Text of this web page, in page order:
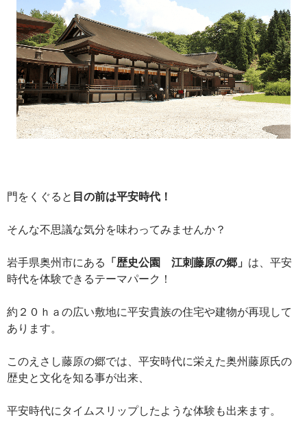
門をくぐると 目の前は平安時代！
そんな不思議な気分を味わってみませんか？
岩手県奥州市にある 「歴史公園 江刺藤原の郷」 は、平安
時代を体験できるテーマパーク！
約２０ｈａの広い敷地に平安貴族の住宅や建物が再現して
あります。
このえさし藤原の郷では、平安時代に栄えた奥州藤原氏の
歴史と文化を知る事が出来、
平安時代にタイムスリップしたような体験も出来ます。